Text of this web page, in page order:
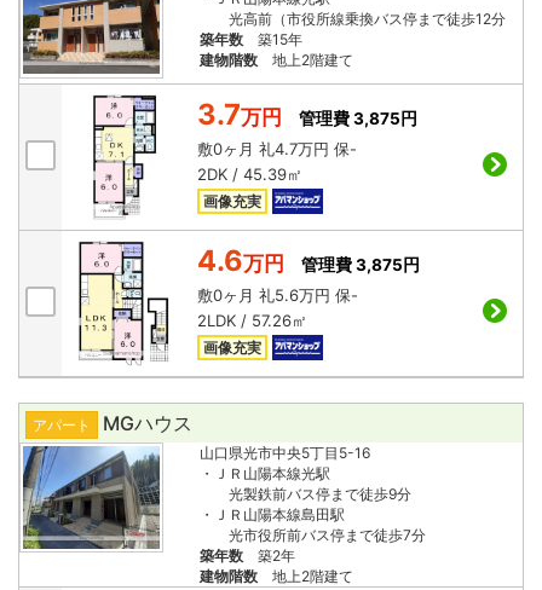
光高前（市役所線乗換バス停まで徒歩12分
築年数
築15年
建物階数
地上2階建て
3.7万円
管理費 3,875円
敷0ヶ月 礼4.7万円 保-
2DK / 45.39㎡
画像充実
4.6万円
管理費 3,875円
敷0ヶ月 礼5.6万円 保-
2LDK / 57.26㎡
画像充実
アパート MGハウス
山口県光市中央5丁目5-16
・ＪＲ山陽本線光駅
光製鉄前バス停まで徒歩9分
・ＪＲ山陽本線島田駅
光市役所前バス停まで徒歩7分
築年数
築2年
建物階数
地上2階建て